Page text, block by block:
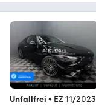
Unfallfrei • EZ 11/2023